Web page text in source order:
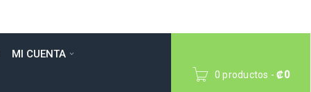
MI CUENTA
0 productos - ₡0